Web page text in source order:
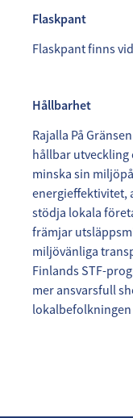
Flaskpant
Flaskpant finns
Hållbarhet
Rajalla På
hållbar
minska sin
energieffektivitet,
stödja lokala
främjar
miljövänliga
Finlands STF-
mer ansvarsfull
lokalbefolkningen